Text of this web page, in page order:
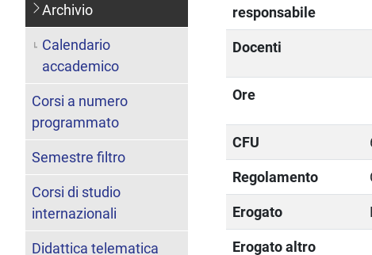
responsabile
Docenti
Ore
CFU
Regolamento
Erogato
Erogato altro
Archivio
Calendario
accademico
Corsi a numero
programmato
Semestre filtro
Corsi di studio
internazionali
Didattica telematica